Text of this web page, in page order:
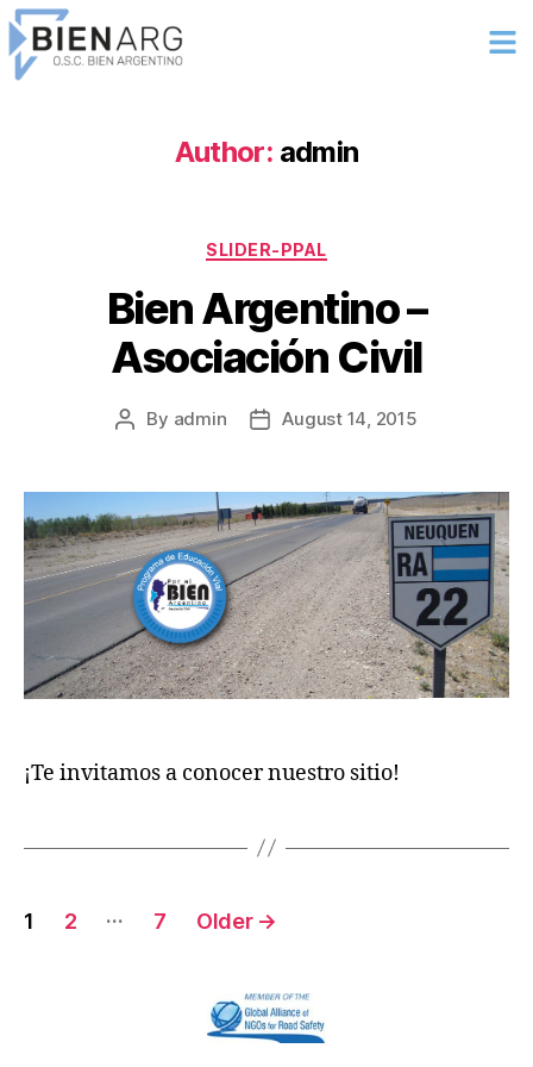
Author: admin
SLIDER-PPAL
Bien Argentino –
Asociación Civil
By admin August 14, 2015
¡Te invitamos a conocer nuestro sitio!
1 2 … 7 Older →